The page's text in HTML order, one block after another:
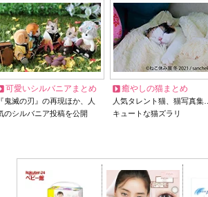
可愛いシルバニアまとめ
『鬼滅の刃』の再現ほか、人
のシルバニア投稿を公開
癒やしの猫まとめ
人気タレント猫、猫写真集…
キュートな猫ズラリ